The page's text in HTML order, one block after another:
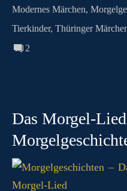
Modernes Märchen,
Tierkinder, Thüringer
2
Das Morgel-